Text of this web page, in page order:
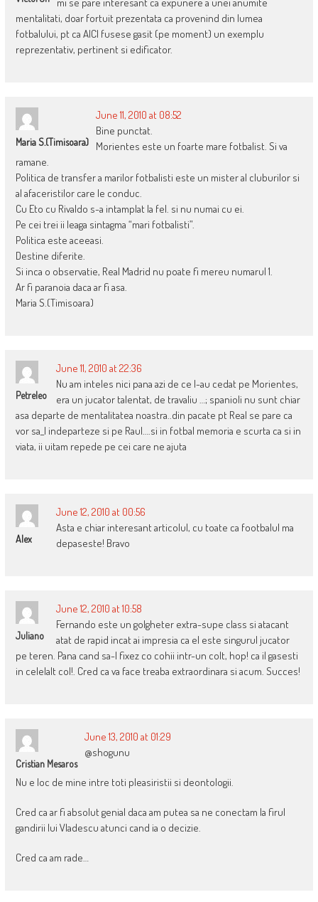
mentalitati, doar fortuit prezentata ca provenind din lumea
fotbalului, pt ca AICI fusese gasit (pe moment) un exemplu
reprezentativ, pertinent si edificator.
Maria S.(Timisoara)
June 11, 2010 at 08:52
Bine punctat.
Morientes este un foarte mare fotbalist. Si va
ramane.
Politica de transfer a marilor fotbalisti este un mister al cluburilor si
al afaceristilor care le conduc.
Cu Eto cu Rivaldo s-a intamplat la fel. si nu numai cu ei.
Pe cei trei ii leaga sintagma “mari fotbalisti”.
Politica este aceeasi.
Destine diferite.
Si inca o observatie, Real Madrid nu poate fi mereu numarul 1.
Ar fi paranoia daca ar fi asa.
Maria S.(Timisoara)
Petreleo
June 11, 2010 at 22:36
Nu am inteles nici pana azi de ce l-au cedat pe Morientes,
era un jucator talentat, de travaliu …; spanioli nu sunt chiar
asa departe de mentalitatea noastra..din pacate pt Real se pare ca
vor sa_l indeparteze si pe Raul….si in fotbal memoria e scurta ca si in
viata, ii uitam repede pe cei care ne ajuta
Alex
June 12, 2010 at 00:56
Asta e chiar interesant articolul, cu toate ca footbalul ma
depaseste! Bravo
Juliano
June 12, 2010 at 10:58
Fernando este un golgheter extra-supe class si atacant
atat de rapid incat ai impresia ca el este singurul jucator
pe teren. Pana cand sa-l fixez co cohii intr-un colt, hop! ca il gasesti
in celelalt col!. Cred ca va face treaba extraordinara si acum. Succes!
Cristian Mesaros
June 13, 2010 at 01:29
@shogunu
Nu e loc de mine intre toti pleasiristii si deontologii.
Cred ca ar fi absolut genial daca am putea sa ne conectam la firul
gandirii lui Vladescu atunci cand ia o decizie.
Cred ca am rade…